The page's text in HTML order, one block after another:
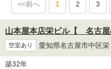
<<前へ 1 2 3
山本屋本店栄ビル【 名古
空室あり 愛知県名古屋市中区栄
築32年